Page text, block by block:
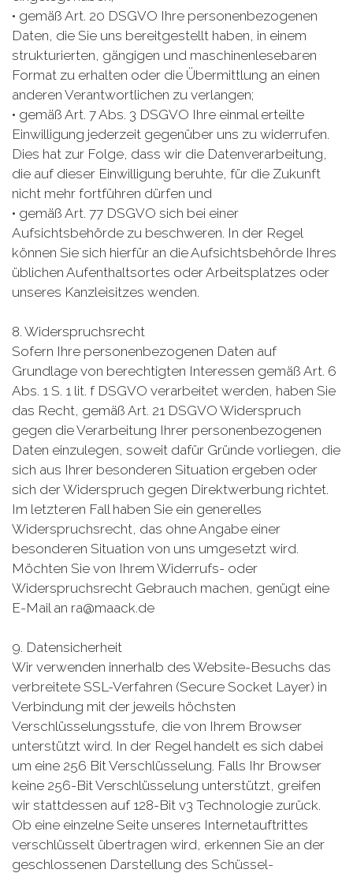
• gemäß Art. 20 DSGVO Ihre personenbezogenen
Daten, die Sie uns bereitgestellt haben, in einem
strukturierten, gängigen und maschinenlesebaren
Format zu erhalten oder die Übermittlung an einen
anderen Verantwortlichen zu verlangen;
• gemäß Art. 7 Abs. 3 DSGVO Ihre einmal erteilte
Einwilligung jederzeit gegenüber uns zu widerrufen.
Dies hat zur Folge, dass wir die Datenverarbeitung,
die auf dieser Einwilligung beruhte, für die Zukunft
nicht mehr fortführen dürfen und
• gemäß Art. 77 DSGVO sich bei einer
Aufsichtsbehörde zu beschweren. In der Regel
können Sie sich hierfür an die Aufsichtsbehörde Ihres
üblichen Aufenthaltsortes oder Arbeitsplatzes oder
unseres Kanzleisitzes wenden.
8. Widerspruchsrecht
Sofern Ihre personenbezogenen Daten auf
Grundlage von berechtigten Interessen gemäß Art. 6
Abs. 1 S. 1 lit. f DSGVO verarbeitet werden, haben Sie
das Recht, gemäß Art. 21 DSGVO Widerspruch
gegen die Verarbeitung Ihrer personenbezogenen
Daten einzulegen, soweit dafür Gründe vorliegen, die
sich aus Ihrer besonderen Situation ergeben oder
sich der Widerspruch gegen Direktwerbung richtet.
Im letzteren Fall haben Sie ein generelles
Widerspruchsrecht, das ohne Angabe einer
besonderen Situation von uns umgesetzt wird.
Möchten Sie von Ihrem Widerrufs- oder
Widerspruchsrecht Gebrauch machen, genügt eine
E-Mail an ra@maack.de
9. Datensicherheit
Wir verwenden innerhalb des Website-Besuchs das
verbreitete SSL-Verfahren (Secure Socket Layer) in
Verbindung mit der jeweils höchsten
Verschlüsselungsstufe, die von Ihrem Browser
unterstützt wird. In der Regel handelt es sich dabei
um eine 256 Bit Verschlüsselung. Falls Ihr Browser
keine 256-Bit Verschlüsselung unterstützt, greifen
wir stattdessen auf 128-Bit v3 Technologie zurück.
Ob eine einzelne Seite unseres Internetauftrittes
verschlüsselt übertragen wird, erkennen Sie an der
geschlossenen Darstellung des Schüssel-